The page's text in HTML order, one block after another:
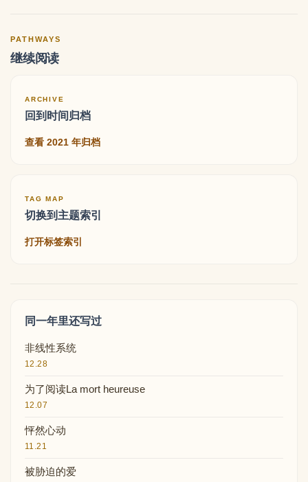
PATHWAYS
继续阅读
ARCHIVE
回到时间归档
查看 2021 年归档
TAG MAP
切换到主题索引
打开标签索引
同一年里还写过
非线性系统
12.28
为了阅读La mort heureuse
12.07
怦然心动
11.21
被胁迫的爱